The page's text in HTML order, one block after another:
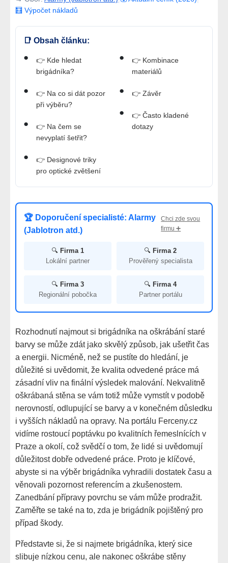
🧮 Výpočet nákladů
📑 Obsah článku:
👉 Kde hledat
brigádníka?
👉 Na co si dát pozor
při výběru?
👉 Na čem se
nevyplatí šetřit?
👉 Designové triky
pro optické zvětšení
👉 Kombinace
materiálů
👉 Závěr
👉 Často kladené
dotazy
🏆 Doporučení specialisté: Alarmy
(Jablotron atd.)
Chci zde svou
firmu ➕
🔍 Firma 1
Lokální partner
🔍 Firma 2
Prověřený specialista
🔍 Firma 3
Regionální pobočka
🔍 Firma 4
Partner portálu
Rozhodnutí najmout si brigádníka na oškrábání staré
barvy se může zdát jako skvělý způsob, jak ušetřit čas
a energii. Nicméně, než se pustíte do hledání, je
důležité si uvědomit, že kvalita odvedené práce má
zásadní vliv na finální výsledek malování. Nekvalitně
oškrábaná stěna se vám totiž může vymstít v podobě
nerovností, odlupující se barvy a v konečném důsledku
i vyšších nákladů na opravy. Na portálu Ferceny.cz
vidíme rostoucí poptávku po kvalitních řemeslnících v
Praze a okolí, což svědčí o tom, že lidé si uvědomují
důležitost dobře odvedené práce. Proto je klíčové,
abyste si na výběr brigádníka vyhradili dostatek času a
věnovali pozornost referencím a zkušenostem.
Zanedbání přípravy povrchu se vám může prodražit.
Zaměřte se také na to, zda je brigádník pojištěný pro
případ škody.
Představte si, že si najmete brigádníka, který sice
slibuje nízkou cenu, ale nakonec oškrábe stěny